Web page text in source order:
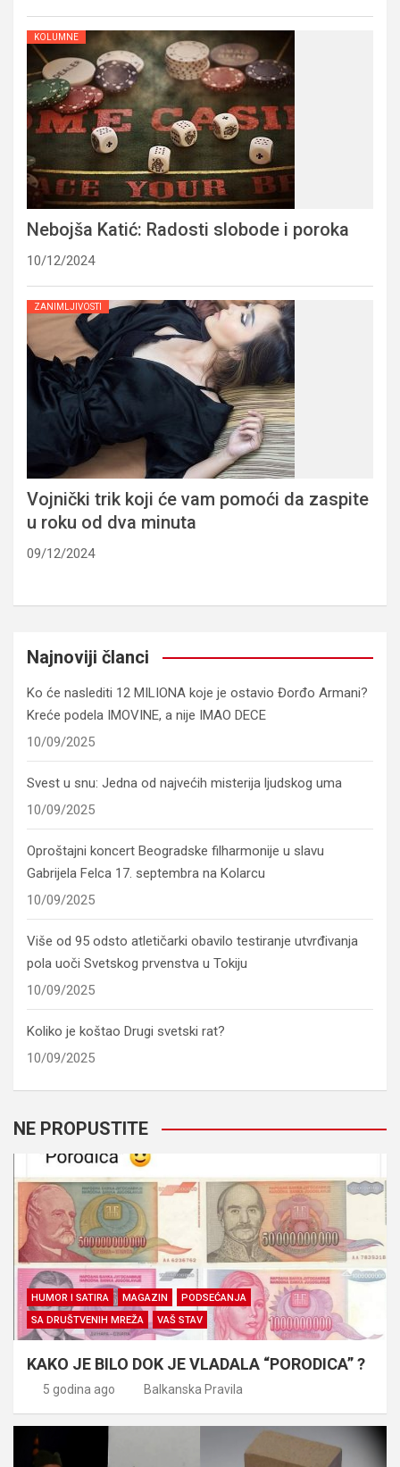
KOLUMNE
Nebojša Katić: Radosti slobode i poroka
10/12/2024
ZANIMLJIVOSTI
Vojnički trik koji će vam pomoći da zaspite
u roku od dva minuta
09/12/2024
Najnoviji članci
Ko će naslediti 12 MILIONA koje je ostavio Đorđo Armani?
Kreće podela IMOVINE, a nije IMAO DECE
10/09/2025
Svest u snu: Jedna od najvećih misterija ljudskog uma
10/09/2025
Oproštajni koncert Beogradske filharmonije u slavu
Gabrijela Felca 17. septembra na Kolarcu
10/09/2025
Više od 95 odsto atletičarki obavilo testiranje utvrđivanja
pola uoči Svetskog prvenstva u Tokiju
10/09/2025
Koliko je koštao Drugi svetski rat?
10/09/2025
NE PROPUSTITE
HUMOR I SATIRA MAGAZIN
PODSEĆANJA
SA DRUŠTVENIH MREŽA
VAŠ STAV
KAKO JE BILO DOK JE VLADALA “PORODICA” ?
5 godina ago Balkanska Pravila